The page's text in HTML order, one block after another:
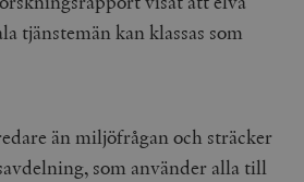
tjänstemän kan klassas som
än miljöfrågan och sträcker
som använder alla till